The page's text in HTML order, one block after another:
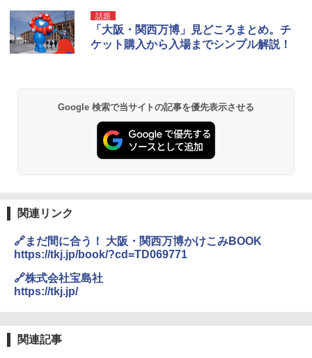
話題
「大阪・関西万博」見どころまとめ。チ
ケット購入から入場までシンプル解説！
Google 検索で当サイトの記事を優先表示させる
関連リンク
🔗まだ間に合う！ 大阪・関西万博かけこみBOOK
https://tkj.jp/book/?cd=TD069771
🔗株式会社宝島社
https://tkj.jp/
関連記事